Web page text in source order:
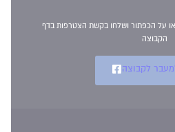
להצטרפות לחצו על התמונה או על